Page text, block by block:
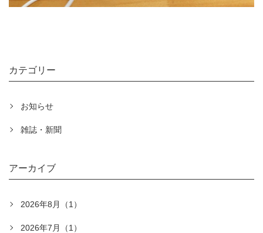
カテゴリー
お知らせ
雑誌・新聞
アーカイブ
2026年8月（1）
2026年7月（1）